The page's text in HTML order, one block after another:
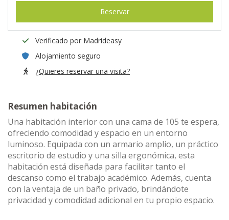
Reservar
Verificado por Madrideasy
Alojamiento seguro
¿Quieres reservar una visita?
Resumen habitación
Una habitación interior con una cama de 105 te espera,
ofreciendo comodidad y espacio en un entorno
luminoso. Equipada con un armario amplio, un práctico
escritorio de estudio y una silla ergonómica, esta
habitación está diseñada para facilitar tanto el
descanso como el trabajo académico. Además, cuenta
con la ventaja de un baño privado, brindándote
privacidad y comodidad adicional en tu propio espacio.